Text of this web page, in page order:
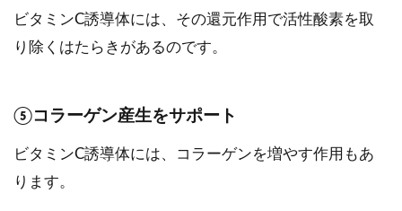
ビタミンC誘導体には、その還元作用で活性酸素を取
り除くはたらきがあるのです。
⑤コラーゲン産生をサポート
ビタミンC誘導体には、コラーゲンを増やす作用もあ
ります。